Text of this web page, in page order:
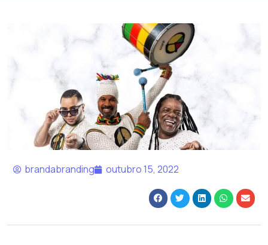
brandabranding outubro 15, 2022